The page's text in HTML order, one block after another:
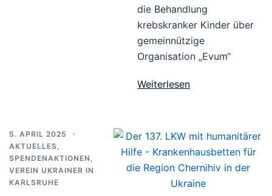
die Behandlung
krebskranker Kinder über
gemeinnützige
Organisation „Evum“
Weiterlesen
5. APRIL 2025
AKTUELLES
SPENDENAKTIONEN
VEREIN UKRAINER IN
KARLSRUHE